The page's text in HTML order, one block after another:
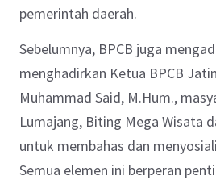
pemerintah daerah.
Sebelumnya, BPCB juga
menghadirkan Ketua BPCB
Muhammad Said, M.Hum.,
Lumajang, Biting Mega Wisata
untuk membahas dan
Semua elemen ini berperan